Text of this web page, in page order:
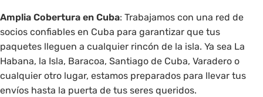
Amplia Cobertura en Cuba: Trabajamos con una red de
socios confiables en Cuba para garantizar que tus
paquetes lleguen a cualquier rincón de la isla. Ya sea La
Habana, la Isla, Baracoa, Santiago de Cuba, Varadero o
cualquier otro lugar, estamos preparados para llevar tus
envíos hasta la puerta de tus seres queridos.